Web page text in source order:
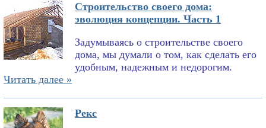
Строительство своего дома:
эволюция концепции. Часть 1
Задумываясь о строительстве своего
дома, мы думали о том, как сделать его
удобным, надежным и недорогим.
Читать далее »
Рекс